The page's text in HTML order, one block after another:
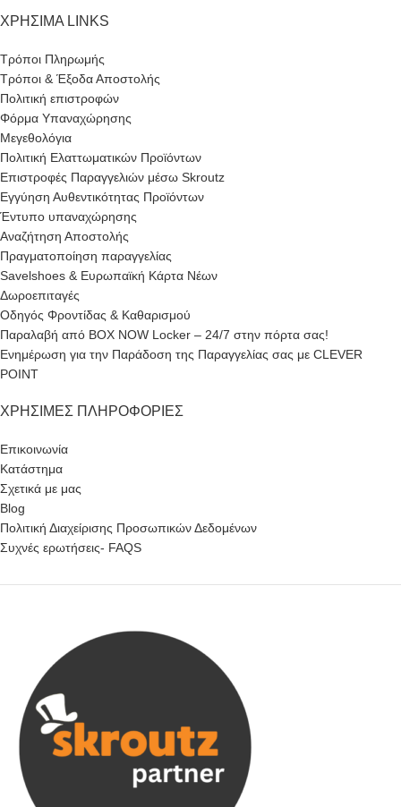
ΧΡΗΣΙΜΑ LINKS
Τρόποι Πληρωμής
Τρόποι & Έξοδα Αποστολής
Πολιτική επιστροφών
Φόρμα Υπαναχώρησης
Μεγεθολόγια
Πολιτική Ελαττωματικών Προϊόντων
Επιστροφές Παραγγελιών μέσω Skroutz
Εγγύηση Αυθεντικότητας Προϊόντων
Έντυπο υπαναχώρησης
Αναζήτηση Αποστολής
Πραγματοποίηση παραγγελίας
Savelshoes & Ευρωπαϊκή Κάρτα Νέων
Δωροεπιταγές
Οδηγός Φροντίδας & Καθαρισμού
Παραλαβή από BOX NOW Locker – 24/7 στην πόρτα σας!
Ενημέρωση για την Παράδοση της Παραγγελίας σας με CLEVER
POINT
ΧΡΉΣΙΜΕΣ ΠΛΗΡΟΦΟΡΊΕΣ
Επικοινωνία
Κατάστημα
Σχετικά με μας
Blog
Πολιτική Διαχείρισης Προσωπικών Δεδομένων
Συχνές ερωτήσεις- FAQS